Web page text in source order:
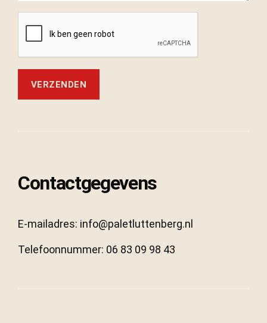
Contactgegevens
E-mailadres: info@paletluttenberg.nl
Telefoonnummer: 06 83 09 98 43